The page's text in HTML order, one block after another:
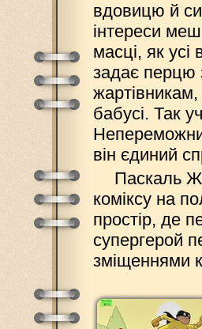
вдовицю й
інтереси
масці, як усі
задає перцю
бабусі. Так
він єдиний
Паскаль
коміксу на
простір, де
супергерой
зміщеннями